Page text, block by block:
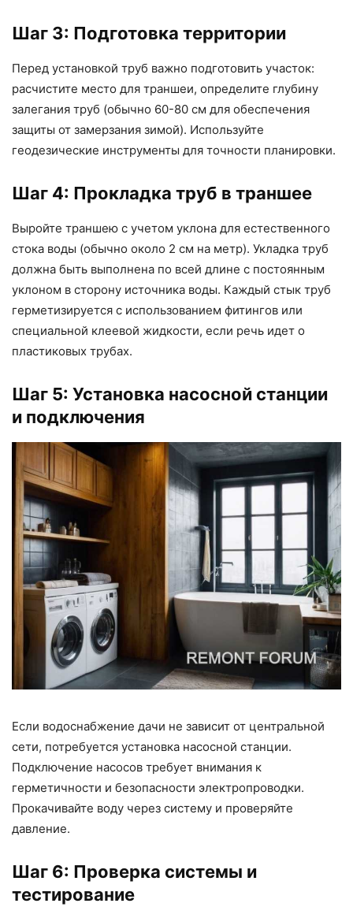
Шаг 3: Подготовка территории
Перед установкой труб важно подготовить участок:
расчистите место для траншеи, определите глубину
залегания труб (обычно 60-80 см для обеспечения
защиты от замерзания зимой). Используйте
геодезические инструменты для точности планировки.
Шаг 4: Прокладка труб в траншее
Выройте траншею с учетом уклона для естественного
стока воды (обычно около 2 см на метр). Укладка труб
должна быть выполнена по всей длине с постоянным
уклоном в сторону источника воды. Каждый стык труб
герметизируется с использованием фитингов или
специальной клеевой жидкости, если речь идет о
пластиковых трубах.
Шаг 5: Установка насосной станции
и подключения
Если водоснабжение дачи не зависит от центральной
сети, потребуется установка насосной станции.
Подключение насосов требует внимания к
герметичности и безопасности электропроводки.
Прокачивайте воду через систему и проверяйте
давление.
Шаг 6: Проверка системы и
тестирование